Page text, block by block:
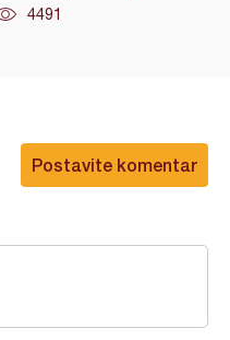
4491
Postavite komentar